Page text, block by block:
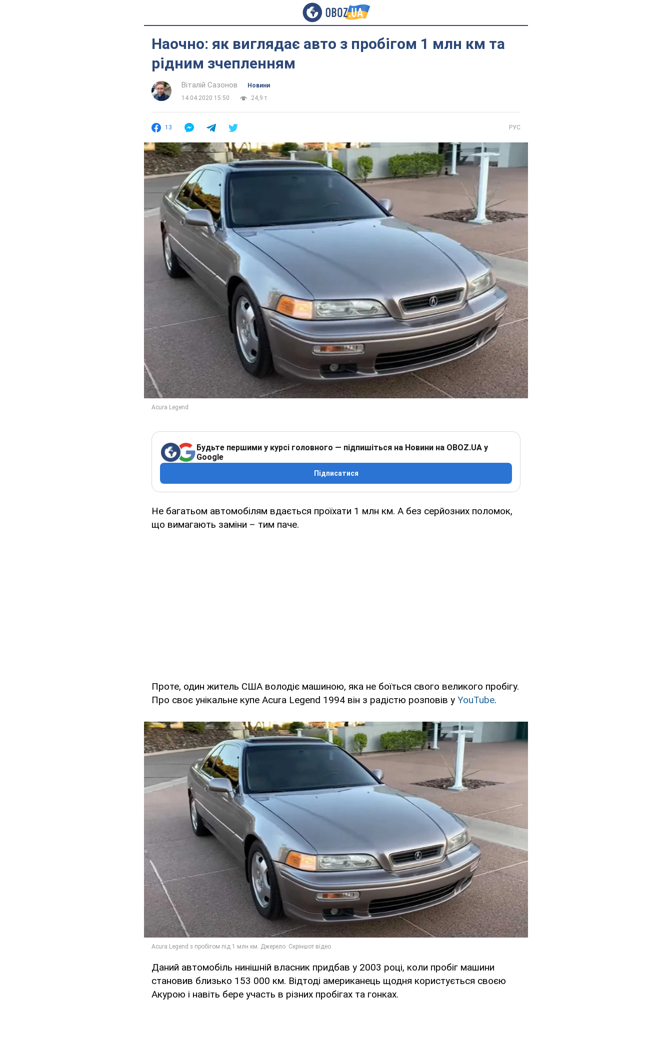
Наочно: як виглядає авто з пробігом 1 млн км та
рідним зчепленням
Віталій Сазонов
Новини
14.04.2020 15:50
24,9 т.
13 РУС
Будьте першими у курсі головного — підпишіться на Новини на OBOZ.UA у
Google
Підписатися
Не багатьом автомобілям вдається проїхати 1 млн км. А без серйозних поломок,
що вимагають заміни – тим паче.
Проте, один житель США володіє машиною, яка не боїться свого великого пробігу.
Про своє унікальне купе Acura Legend 1994 він з радістю розповів у YouTube.
Даний автомобіль нинішній власник придбав у 2003 році, коли пробіг машини
становив близько 153 000 км. Відтоді американець щодня користується своєю
Акурою і навіть бере участь в різних пробігах та гонках.